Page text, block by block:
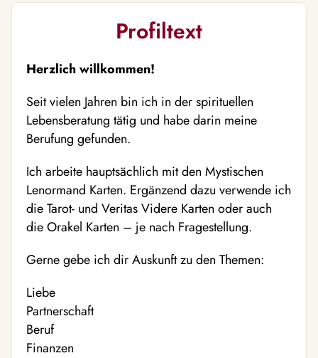
Profiltext
Herzlich willkommen!
Seit vielen Jahren bin ich in der spirituellen
Lebensberatung tätig und habe darin meine
Berufung gefunden.
Ich arbeite hauptsächlich mit den Mystischen
Lenormand Karten. Ergänzend dazu verwende ich
die Tarot- und Veritas Videre Karten oder auch
die Orakel Karten – je nach Fragestellung.
Gerne gebe ich dir Auskunft zu den Themen:
Liebe
Partnerschaft
Beruf
Finanzen